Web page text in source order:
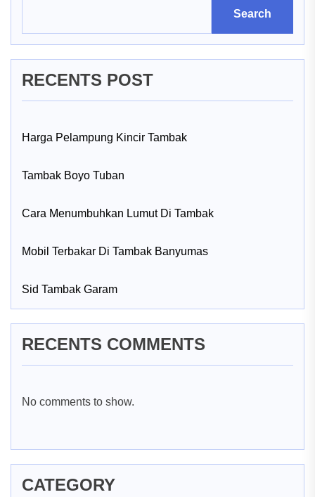
Search
RECENTS POST
Harga Pelampung Kincir Tambak
Tambak Boyo Tuban
Cara Menumbuhkan Lumut Di Tambak
Mobil Terbakar Di Tambak Banyumas
Sid Tambak Garam
RECENTS COMMENTS
No comments to show.
CATEGORY